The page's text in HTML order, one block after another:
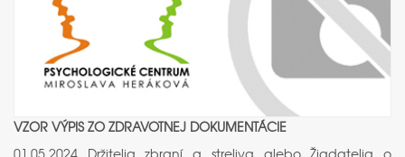
VZOR VÝPIS ZO ZDRAVOTNEJ DOKUMENTÁCIE
01.05.2024 Držitelia zbraní a streliva alebo Žiadatelia o